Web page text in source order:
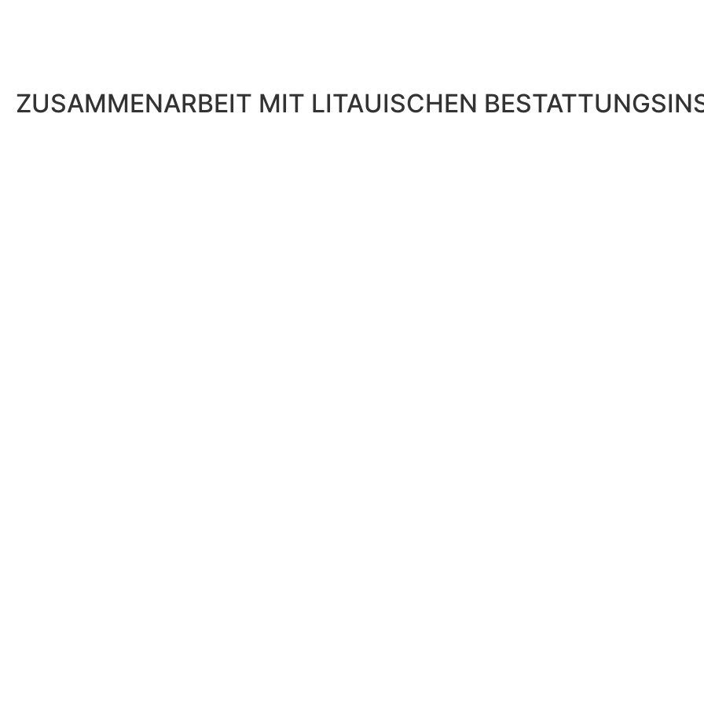
ZUSAMMENARBEIT MIT LITAUISCHEN